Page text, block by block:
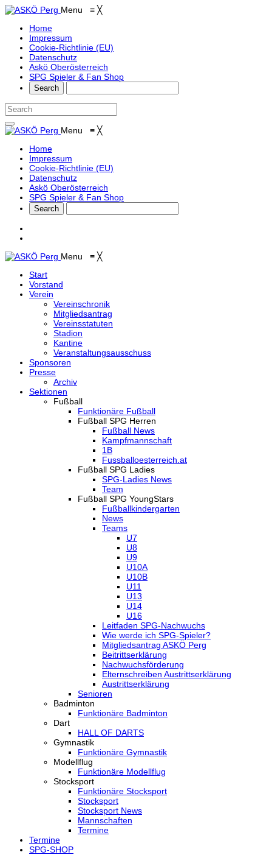
Menu ≡ ╳
Home
Impressum
Cookie-Richtlinie (EU)
Datenschutz
Askö Oberösterreich
SPG Spieler & Fan Shop
Menu ≡ ╳
Home
Impressum
Cookie-Richtlinie (EU)
Datenschutz
Askö Oberösterreich
SPG Spieler & Fan Shop
Menu ≡ ╳
Start
Vorstand
Verein
Vereinschronik
Mitgliedsantrag
Vereinsstatuten
Stadion
Kantine
Veranstaltungsausschuss
Sponsoren
Presse
Archiv
Sektionen
Fußball
Funktionäre Fußball
Fußball SPG Herren
Fußball News
Kampfmannschaft
1B
Fussballoesterreich.at
Fußball SPG Ladies
SPG-Ladies News
Team
Fußball SPG YoungStars
Fußballkindergarten
News
Teams
U7
U8
U9
U10A
U10B
U11
U13
U14
U16
Leitfaden SPG-Nachwuchs
Wie werde ich SPG-Spieler?
Mitgliedsantrag ASKÖ Perg
Beitrittserklärung
Nachwuchsförderung
Elternschreiben Austrittserklärung
Austrittserklärung
Senioren
Badminton
Funktionäre Badminton
Dart
HALL OF DARTS
Gymnastik
Funktionäre Gymnastik
Modellflug
Funktionäre Modellflug
Stocksport
Funktionäre Stocksport
Stocksport
Stocksport News
Mannschaften
Termine
Termine
SPG-SHOP